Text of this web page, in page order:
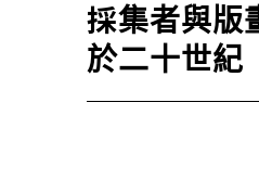
採集者與
於二十世紀